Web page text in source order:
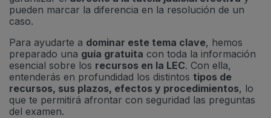
pueden marcar la diferencia en la resolución de un
caso.
Para ayudarte a dominar este tema clave, hemos
preparado una guía gratuita con toda la información
esencial sobre los recursos en la LEC. Con ella,
entenderás en profundidad los distintos tipos de
recursos, sus plazos, efectos y procedimientos, lo
que te permitirá afrontar con seguridad las preguntas
del examen.